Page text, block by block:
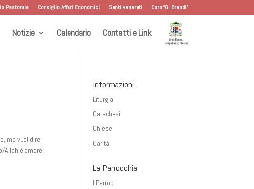
Pastorale Consiglio Affari Economici Santi venerati Coro “G. Brandi”
Notizie Calendario Contatti e Link
ma vuol dire
Allah è amore.
Informazioni
Liturgia
Catechesi
Chiese
Carità
La Parrocchia
I Parroci